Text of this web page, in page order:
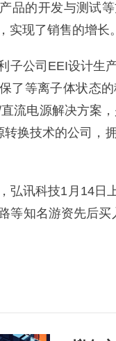
品的开发与测试
实现了销售的增长。
子公司EEI设计生
了等离⼦体状态
流电源解决⽅案
转换技术的公司，
弘讯科技1月14日
等知名游资先后买